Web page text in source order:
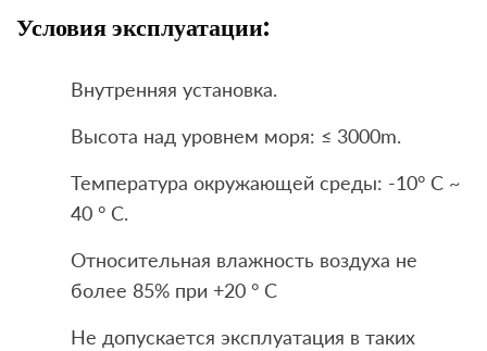
Условия эксплуатации:
Внутренняя установка.
Высота над уровнем моря: ≤ 3000m.
Температура окружающей среды: -10° C ~
40 ° С.
Относительная влажность воздуха не
более 85% при +20 ° C
Не допускается эксплуатация в таких